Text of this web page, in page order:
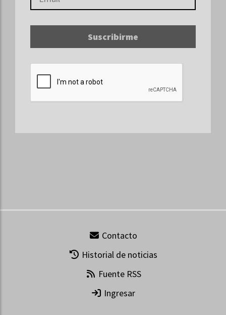
Suscribirme
Contacto
Historial de noticias
Fuente RSS
Ingresar